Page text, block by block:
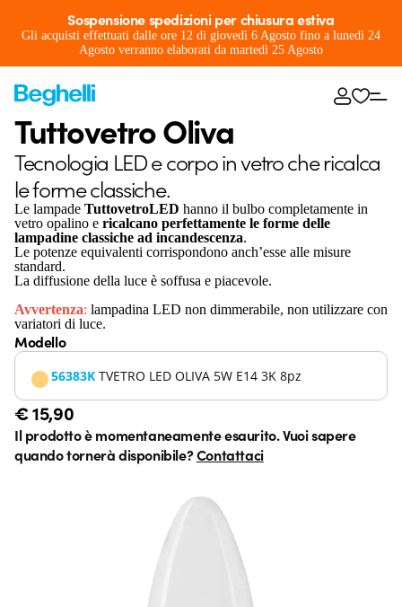
Sospensione spedizioni per chiusura estiva
Gli acquisti effettuati dalle ore 12 di giovedì 6 Agosto fino a lunedì 24
Agosto verranno elaborati da martedì 25 Agosto
Tuttovetro Oliva
Tecnologia LED e corpo in vetro che ricalca
le forme classiche.
Le lampade TuttovetroLED hanno il bulbo completamente in
vetro opalino e ricalcano perfettamente le forme delle
lampadine classiche ad incandescenza.
Le potenze equivalenti corrispondono anch’esse alle misure
standard.
La diffusione della luce è soffusa e piacevole.
Avvertenza: lampadina LED non dimmerabile, non utilizzare con
variatori di luce.
Modello
56383K TVETRO LED OLIVA 5W E14 3K 8pz
€ 15,90
Il prodotto è momentaneamente esaurito. Vuoi sapere
quando tornerà disponibile?Contattaci